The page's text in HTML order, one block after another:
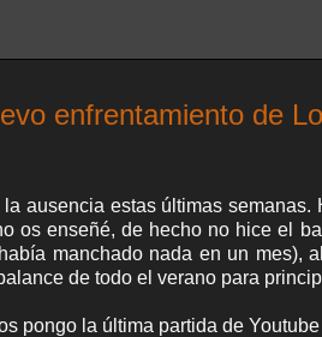
enfrentamiento de
la ausencia estas últimas
os enseñé, de hecho no hice el
manchado nada en un mes),
de todo el verano para
pongo la última partida de